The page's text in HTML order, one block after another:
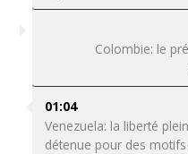
Colombie: le
01:04
Venezuela: la liberté
détenue pour des